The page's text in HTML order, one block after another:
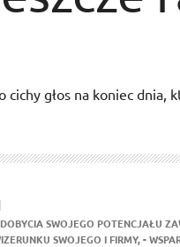
głos na koniec dnia,
SWOJEGO POTENCJAŁU
SWOJEGO I FIRMY,-